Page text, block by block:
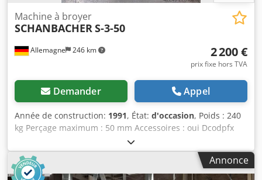
Allemagne 246 km
Machine à broyer
SCHANBACHERS-3-50
2 200 €
prix fixe hors TVA
Demander Appel
Année de construction: 1991, État: d'occasion, Poids : 240
kg Perçage maximum : 50 mm Accessoires : oui Dcodpfx
Agjztfvbsuok Numéro de série : 2035
Annonce